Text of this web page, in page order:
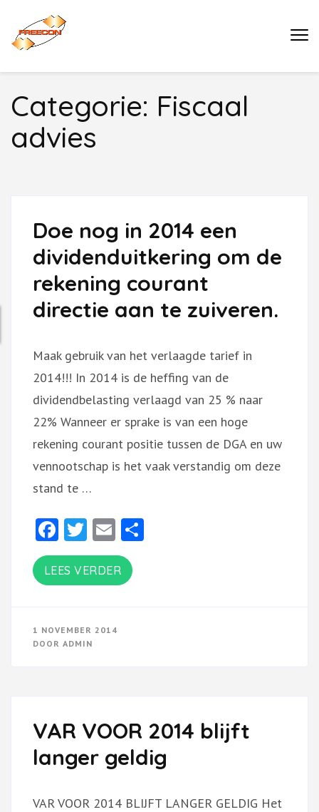
naar
inhoud
(druk
enter)
Categorie: Fiscaal
advies
Doe nog in 2014 een
dividenduitkering om de
rekening courant
directie aan te zuiveren.
Maak gebruik van het verlaagde tarief in
2014!!! In 2014 is de heffing van de
dividendbelasting verlaagd van 25 % naar
22% Wanneer er sprake is van een hoge
rekening courant positie tussen de DGA en uw
vennootschap is het vaak verstandig om deze
stand te …
Facebook
Twitter
Email
LEES VERDER
1 NOVEMBER 2014
DOOR ADMIN
VAR VOOR 2014 blijft
langer geldig
VAR VOOR 2014 BLIJFT LANGER GELDIG Het